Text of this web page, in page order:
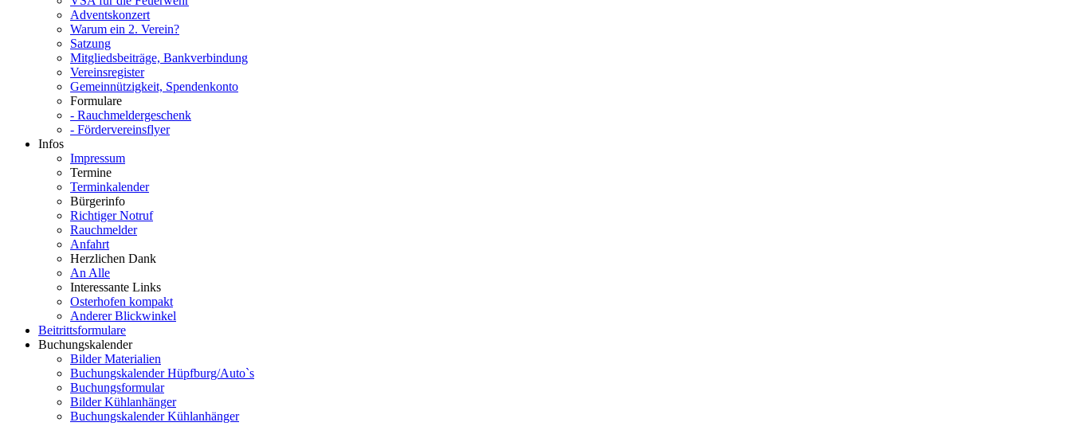
Adventskonzert
Warum ein 2. Verein?
Satzung
Mitgliedsbeiträge, Bankverbindung
Vereinsregister
Gemeinnützigkeit, Spendenkonto
Formulare
- Rauchmeldergeschenk
- Fördervereinsflyer
Infos
Impressum
Termine
Terminkalender
Bürgerinfo
Richtiger Notruf
Rauchmelder
Anfahrt
Herzlichen Dank
An Alle
Interessante Links
Osterhofen kompakt
Anderer Blickwinkel
Beitrittsformulare
Buchungskalender
Bilder Materialien
Buchungskalender Hüpfburg/Auto`s
Buchungsformular
Bilder Kühlanhänger
Buchungskalender Kühlanhänger